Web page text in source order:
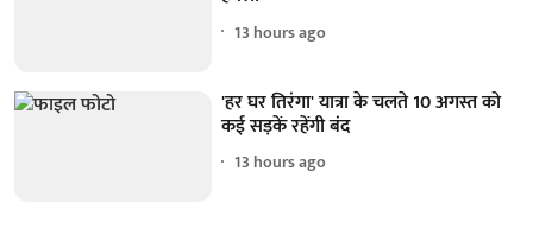
13 hours ago
'हर घर तिरंगा' यात्रा के चलते 10 अगस्त को
कई सड़कें रहेंगी बंद
13 hours ago